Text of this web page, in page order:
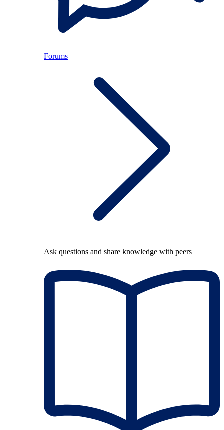
Forums
Ask questions and share knowledge with peers